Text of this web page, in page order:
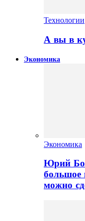
Технологии
А вы в
Экономика
Экономика
Юрий
большое
можно